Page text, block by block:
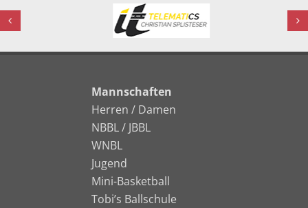
Mannschaften
Herren / Damen
NBBL / JBBL
WNBL
Jugend
Mini-Basketball
Tobi’s Ballschule